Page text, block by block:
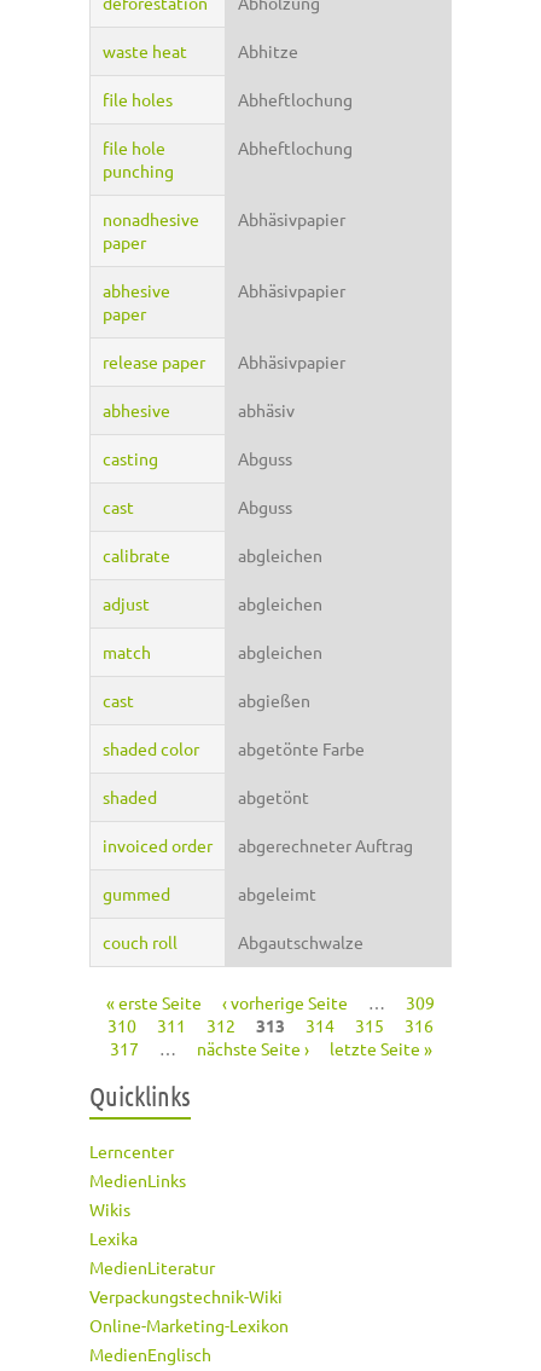
waste heat Abhitze
file holes Abheftlochung
file hole
punching
Abheftlochung
nonadhesive
paper
Abhäsivpapier
abhesive
paper
Abhäsivpapier
release paper Abhäsivpapier
abhesive abhäsiv
casting Abguss
cast Abguss
calibrate abgleichen
adjust abgleichen
match abgleichen
cast abgießen
shaded color abgetönte Farbe
shaded abgetönt
invoiced order abgerechneter Auftrag
gummed abgeleimt
couch roll Abgautschwalze
Seiten
« erste Seite ‹ vorherige Seite …
309
310
311 312 313 314 315
316
317
… nächste Seite › letzte Seite »
Quicklinks
Lerncenter
MedienLinks
Wikis
Lexika
MedienLiteratur
Verpackungstechnik-Wiki
Online-Marketing-Lexikon
MedienEnglisch